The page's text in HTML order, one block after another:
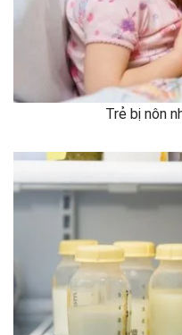
Trẻ bị nôn